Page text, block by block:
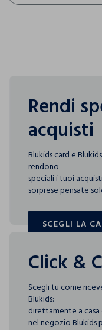
Rendi
acquisti
Blukids card e
rendono
speciali i tuoi
sorprese pensate
SCEGLI LA
SCEGLI LA
Click &
Scegli tu come
Blukids:
direttamente a
nel negozio Blukids